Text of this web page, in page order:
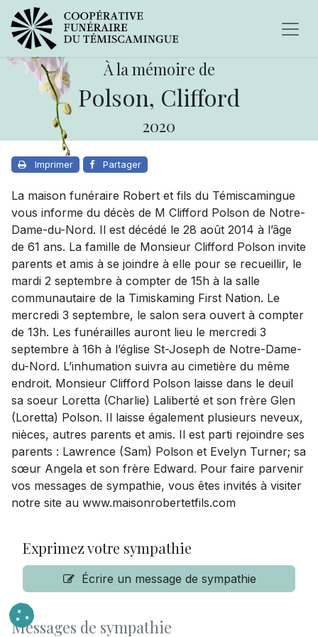
À la mémoire de
Polson, Clifford
2020
Imprimer Partager
La maison funéraire Robert et fils du Témiscamingue
vous informe du décès de M Clifford Polson de Notre-
Dame-du-Nord. Il est décédé le 28 août 2014 à l’âge
de 61 ans. La famille de Monsieur Clifford Polson invite
parents et amis à se joindre à elle pour se recueillir, le
mardi 2 septembre à compter de 15h à la salle
communautaire de la Timiskaming First Nation. Le
mercredi 3 septembre, le salon sera ouvert à compter
de 13h. Les funérailles auront lieu le mercredi 3
septembre à 16h à l’église St-Joseph de Notre-Dame-
du-Nord. L’inhumation suivra au cimetière du même
endroit. Monsieur Clifford Polson laisse dans le deuil
sa soeur Loretta (Charlie) Laliberté et son frère Glen
(Loretta) Polson. Il laisse également plusieurs neveux,
nièces, autres parents et amis. Il est parti rejoindre ses
parents : Lawrence (Sam) Polson et Evelyn Turner; sa
sœur Angela et son frère Edward. Pour faire parvenir
vos messages de sympathie, vous êtes invités à visiter
notre site au www.maisonrobertetfils.com
Exprimez votre sympathie
Écrire un message de sympathie
Messages de sympathie